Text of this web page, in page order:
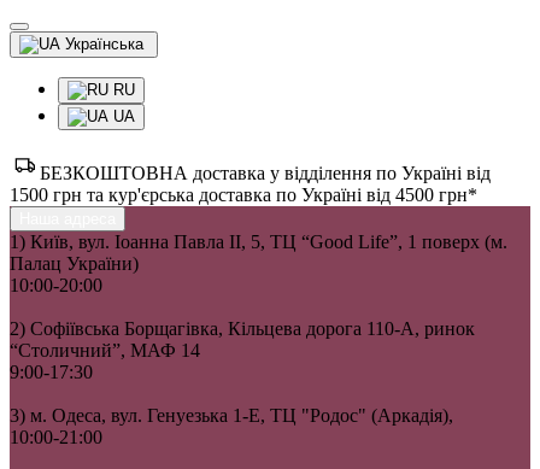
Українська
RU
UA
БЕЗКОШТОВНА доставка у відділення по Україні від
1500 грн та кур'єрська доставка по Україні від 4500 грн*
1) Київ, вул. Іоанна Павла II, 5, ТЦ “Good Life”, 1 поверх (м.
Палац України)
10:00-20:00
2) Софіївська Борщагівка, Кільцева дорога 110-А, ринок
“Столичний”, МАФ 14
9:00-17:30
3) м. Одеса, вул. Генуезька 1-Е, ТЦ "Родос" (Аркадія),
10:00-21:00